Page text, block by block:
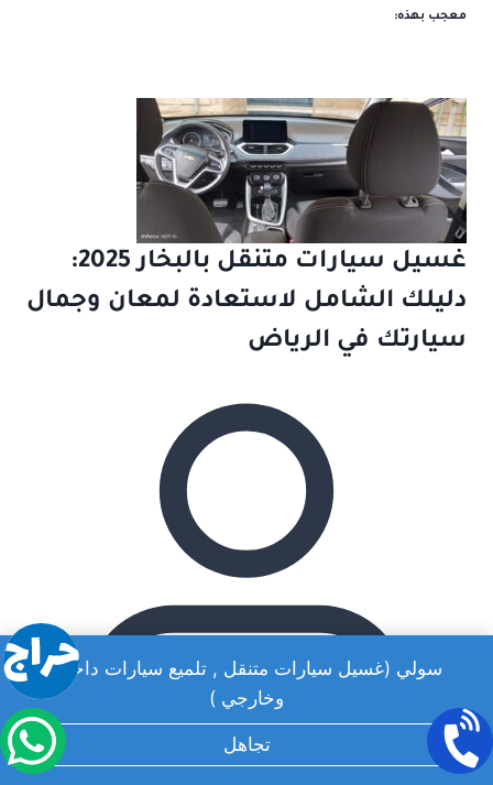
سولي (غسيل سيارات متنقل , تلميع سيارات داخلي
وخارجي )
تجاهل
معجب بهذه:
غسيل سيارات متنقل بالبخار 2025:
دليلك الشامل لاستعادة لمعان وجمال
سيارتك في الرياض